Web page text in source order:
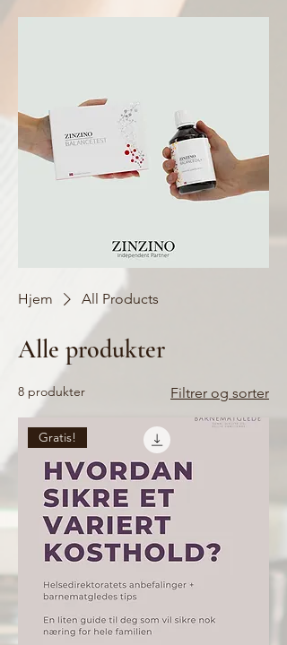
Hjem All Products
Alle produkter
8 produkter Filtrer og sorter
Gratis!